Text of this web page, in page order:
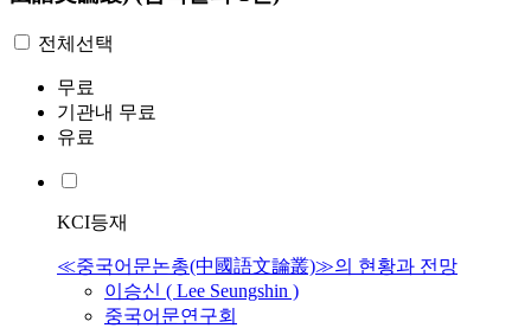
전체선택
무료
기관내 무료
유료
KCI등재
≪중국어문논총(中國語文論叢)≫의 현황과 전망
이승신 ( Lee Seungshin )
중국어문연구회